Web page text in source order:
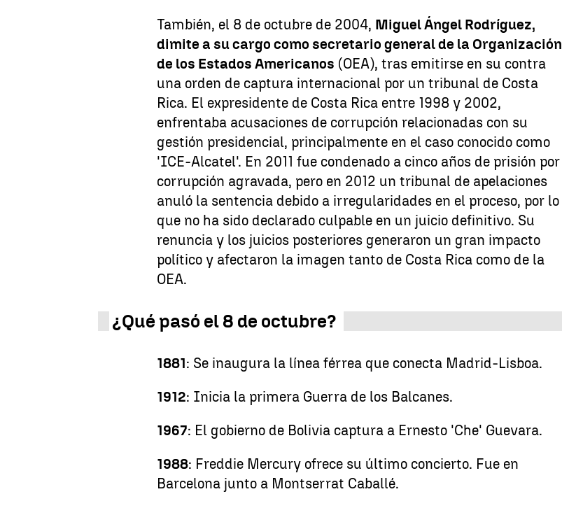
También, el 8 de octubre de 2004, Miguel Ángel Rodríguez,
dimite a su cargo como secretario general de la Organización
de los Estados Americanos (OEA), tras emitirse en su contra
una orden de captura internacional por un tribunal de Costa
Rica. El expresidente de Costa Rica entre 1998 y 2002,
enfrentaba acusaciones de corrupción relacionadas con su
gestión presidencial, principalmente en el caso conocido como
'ICE-Alcatel'. En 2011 fue condenado a cinco años de prisión por
corrupción agravada, pero en 2012 un tribunal de apelaciones
anuló la sentencia debido a irregularidades en el proceso, por lo
que no ha sido declarado culpable en un juicio definitivo. Su
renuncia y los juicios posteriores generaron un gran impacto
político y afectaron la imagen tanto de Costa Rica como de la
OEA.
¿Qué pasó el 8 de octubre?
1881: Se inaugura la línea férrea que conecta Madrid-Lisboa.
1912: Inicia la primera Guerra de los Balcanes.
1967: El gobierno de Bolivia captura a Ernesto 'Che' Guevara.
1988: Freddie Mercury ofrece su último concierto. Fue en
Barcelona junto a Montserrat Caballé.